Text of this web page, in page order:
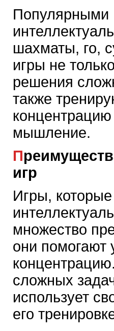
Популярными
шахматы, го,
игры не
решения
также
концентрацию
мышление.
Преимущества интеллектуальных
игр
Игры,
множество
они помогают
сложных
использует
его